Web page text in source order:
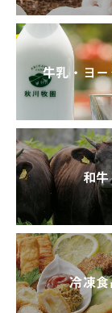
牛乳・ヨ
和牛
冷凍